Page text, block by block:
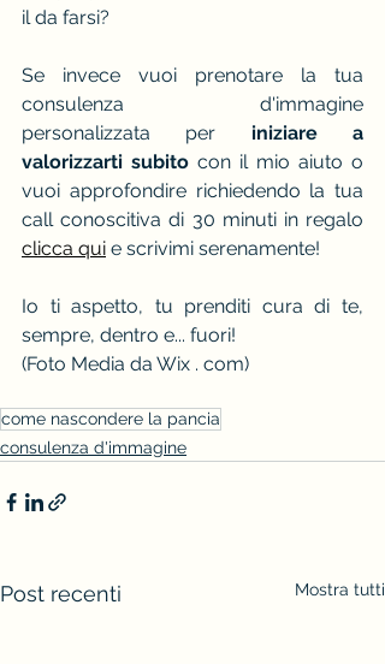
il da farsi?
Se invece vuoi prenotare la tua
consulenza d'immagine
personalizzata per iniziare a
valorizzarti subito con il mio aiuto o
vuoi approfondire richiedendo la tua
call conoscitiva di 30 minuti in regalo
clicca qui e scrivimi serenamente!
Io ti aspetto, tu prenditi cura di te,
sempre, dentro e... fuori!
(Foto Media da Wix . com)
come nascondere la pancia
consulenza d'immagine
Post recenti Mostra tutti